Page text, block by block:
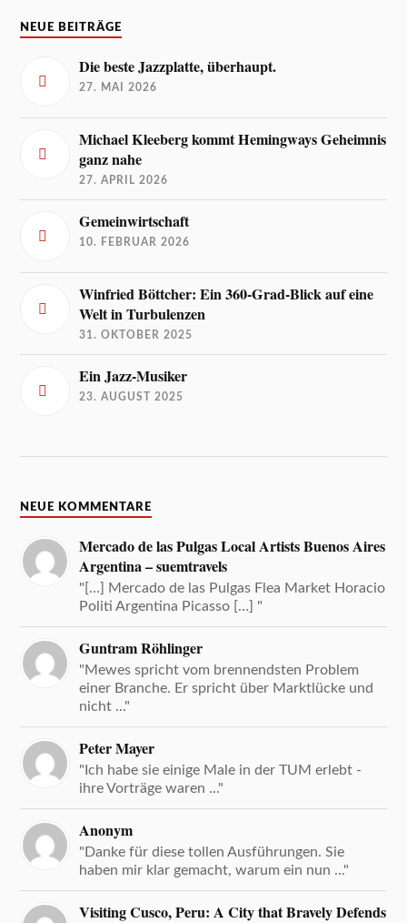
NEUE BEITRÄGE
Die beste Jazzplatte, überhaupt.
27. MAI 2026
Michael Kleeberg kommt Hemingways Geheimnis
ganz nahe
27. APRIL 2026
Gemeinwirtschaft
10. FEBRUAR 2026
Winfried Böttcher: Ein 360-Grad-Blick auf eine
Welt in Turbulenzen
31. OKTOBER 2025
Ein Jazz-Musiker
23. AUGUST 2025
NEUE KOMMENTARE
Mercado de las Pulgas Local Artists Buenos Aires
Argentina – suemtravels
"[…] Mercado de las Pulgas Flea Market Horacio
Politi Argentina Picasso […] "
Guntram Röhlinger
"Mewes spricht vom brennendsten Problem
einer Branche. Er spricht über Marktlücke und
nicht ..."
Peter Mayer
"Ich habe sie einige Male in der TUM erlebt -
ihre Vorträge waren ..."
Anonym
"Danke für diese tollen Ausführungen. Sie
haben mir klar gemacht, warum ein nun ..."
Visiting Cusco, Peru: A City that Bravely Defends